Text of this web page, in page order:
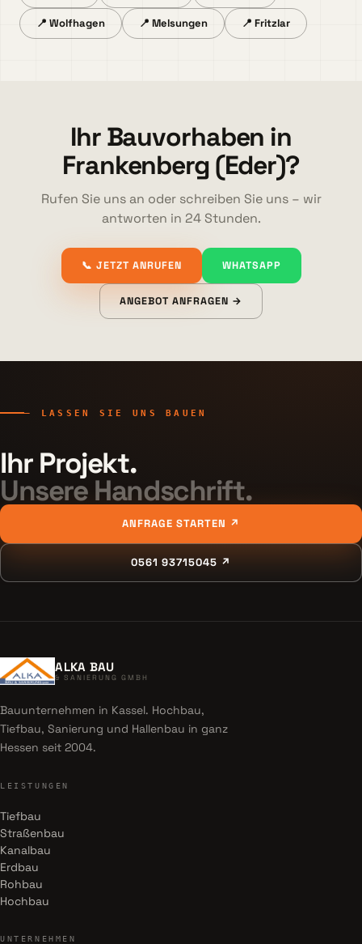
📍 Wolfhagen 📍 Melsungen 📍 Fritzlar
Ihr Bauvorhaben in
Frankenberg (Eder)?
Rufen Sie uns an oder schreiben Sie uns – wir
antworten in 24 Stunden.
📞 JETZT ANRUFEN WHATSAPP
ANGEBOT ANFRAGEN →
— LASSEN SIE UNS BAUEN
Ihr Projekt.
Unsere Handschrift.
ANFRAGE STARTEN ↗
0561 93715045 ↗
ALKA BAU
& SANIERUNG GMBH
Bauunternehmen in Kassel. Hochbau,
Tiefbau, Sanierung und Hallenbau in ganz
Hessen seit 2004.
LEISTUNGEN
Tiefbau
Straßenbau
Kanalbau
Erdbau
Rohbau
Hochbau
UNTERNEHMEN